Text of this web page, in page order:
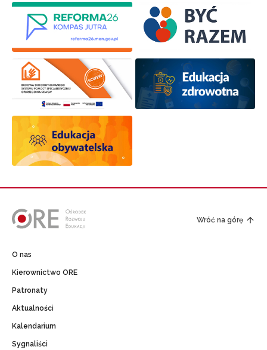
Wróć na górę
O nas
Kierownictwo ORE
Patronaty
Aktualności
Kalendarium
Sygnaliści